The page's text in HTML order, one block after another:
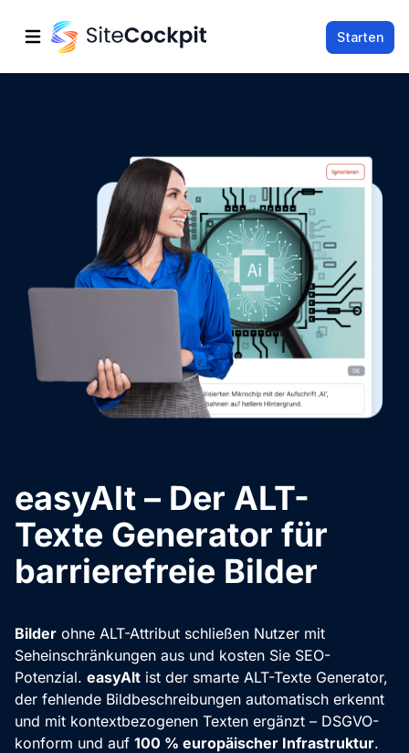
Hauptmenü öffnen Starten
easyAlt – Der ALT-
Texte Generator für
barrierefreie Bilder
Bilder ohne ALT-Attribut schließen Nutzer mit
Seheinschränkungen aus und kosten Sie SEO-
Potenzial. easyAlt ist der smarte ALT-Texte Generator,
der fehlende Bildbeschreibungen automatisch erkennt
und mit kontextbezogenen Texten ergänzt – DSGVO-
konform und auf 100 % europäischer Infrastruktur.